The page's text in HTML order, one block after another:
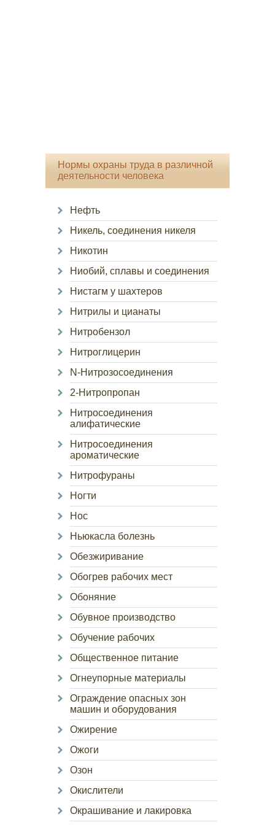
Нормы охраны труда в различной
деятельности человека
Нефть
Никель, соединения никеля
Никотин
Ниобий, сплавы и соединения
Нистагм у шахтеров
Нитрилы и цианаты
Нитробензол
Нитроглицерин
N-Нитрозосоединения
2-Нитропропан
Нитросоединения
алифатические
Нитросоединения
ароматические
Нитрофураны
Ногти
Нос
Ньюкасла болезнь
Обезжиривание
Обогрев рабочих мест
Обоняние
Обувное производство
Обучение рабочих
Общественное питание
Огнеупорные материалы
Ограждение опасных зон
машин и оборудования
Ожирение
Ожоги
Озон
Окислители
Окрашивание и лакировка